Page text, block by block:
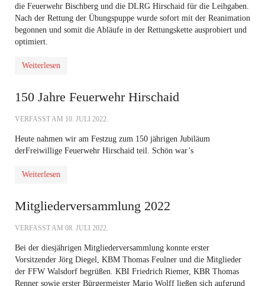
die Feuerwehr Bischberg und die DLRG Hirschaid für die Leihgaben.
Nach der Rettung der Übungspuppe wurde sofort mit der Reanimation
begonnen und somit die Abläufe in der Rettungskette ausprobiert und
optimiert.
Weiterlesen
150 Jahre Feuerwehr Hirschaid
VERFASST AM 10. JULI 2022.
Heute nahmen wir am Festzug zum 150 jährigen Jubiläum
derFreiwillige Feuerwehr Hirschaid teil. Schön war’s
Weiterlesen
Mitgliederversammlung 2022
VERFASST AM 08. JULI 2022.
Bei der diesjährigen Mitgliederversammlung konnte erster
Vorsitzender Jörg Diegel, KBM Thomas Feulner und die Mitglieder
der FFW Walsdorf begrüßen. KBI Friedrich Riemer, KBR Thomas
Renner sowie erster Bürgermeister Mario Wolff ließen sich aufgrund